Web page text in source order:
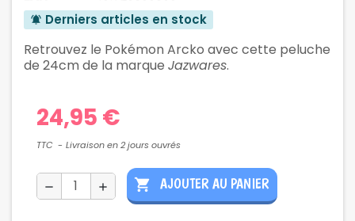
notifications_active Derniers articles en stock
Retrouvez le Pokémon Arcko avec cette peluche
de 24cm de la marque Jazwares.
24,95 €
TTC Livraison en 2 jours ouvrés
remove add shopping_cart AJOUTER AU PANIER